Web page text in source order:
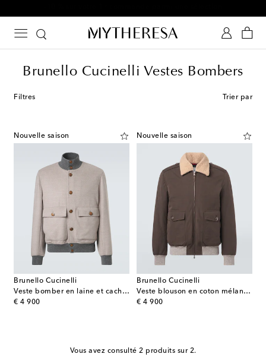
Brunello Cucinelli Vestes Bombers
Filtres Trier par
Nouvelle saison
Brunello Cucinelli
Veste bomber en laine et cachemire
€ 4 900
original price
Nouvelle saison
Brunello Cucinelli
Veste blouson en coton mélangé
€ 4 900
original price
Vous avez consulté 2 produits sur 2.